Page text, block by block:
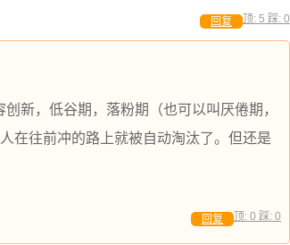
顶: 5 踩: 0
回复
新，低谷期，落粉期（也可以叫厌倦期，
在往前冲的路上就被自动淘汰了。但还是
顶: 0 踩: 0
回复